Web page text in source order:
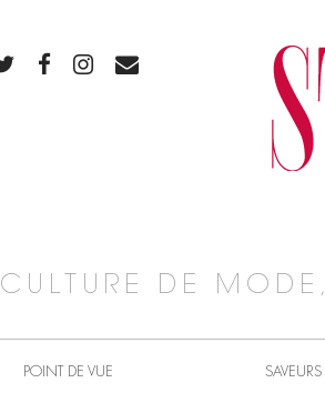
CULTURE DE
POINT DE VUE